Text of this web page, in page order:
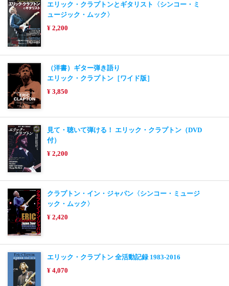
エリック・クラプトンとギタリスト〈シンコー・ミ
ュージック・ムック〉
¥ 2,200
（洋書）ギター弾き語り
エリック・クラプトン［ワイド版］
¥ 3,850
見て・聴いて弾ける！ エリック・クラプトン（DVD
付）
¥ 2,200
クラプトン・イン・ジャパン〈シンコー・ミュージ
ック・ムック〉
¥ 2,420
エリック・クラプトン 全活動記録 1983-2016
¥ 4,070